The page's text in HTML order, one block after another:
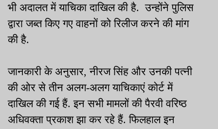
भी अदालत में याचिका दाखिल की है. उन्होंने पुलिस
द्वारा जब्त किए गए वाहनों को रिलीज करने की मांग
की है.
जानकारी के अनुसार, नीरज सिंह और उनकी पत्नी
की ओर से तीन अलग-अलग याचिकाएं कोर्ट में
दाखिल की गई हैं. इन सभी मामलों की पैरवी वरिष्ठ
अधिवक्ता प्रकाश झा कर रहे हैं. फिलहाल इन